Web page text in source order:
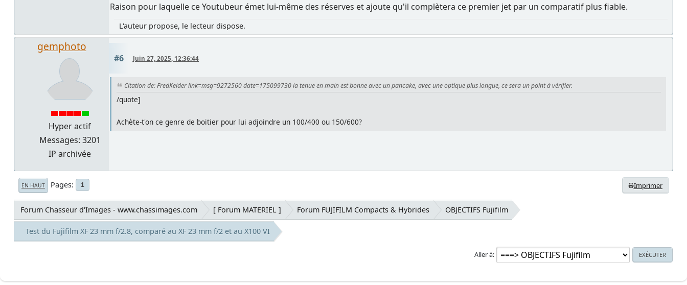
Raison pour laquelle ce Youtubeur émet lui-même des réserves et ajoute qu'il complètera ce premier jet par un comparatif plus fiable.
L'auteur propose, le lecteur dispose.
gemphoto
Hyper actif
Messages: 3201
IP archivée
#6 Juin 27, 2025, 12:36:44
Citation de: FredKelder link=msg=9272560 date=175099730 la tenue en main est bonne avec un pancake, avec une optique plus longue, ce sera un point à vérifier.
/quote]
Achète-t'on ce genre de boitier pour lui adjoindre un 100/400 ou 150/600?
Imprimer
EN HAUT Pages 1
Forum Chasseur d'Images - www.chassimages.com [ Forum MATERIEL ] Forum FUJIFILM Compacts & Hybrides OBJECTIFS Fujifilm
Test du Fujifilm XF 23 mm f/2.8, comparé au XF 23 mm f/2 et au X100 VI
Aller à